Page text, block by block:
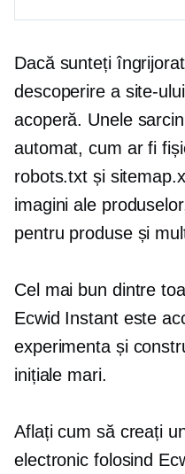
Dacă sunteți
descoperire a site-
acoperă. Unele
automat, cum ar fi
robots.txt și
imagini ale
pentru produse și
Cel mai bun dintre
Ecwid Instant este
experimenta și
inițiale mari.
Aflați cum să creați
electronic folosind